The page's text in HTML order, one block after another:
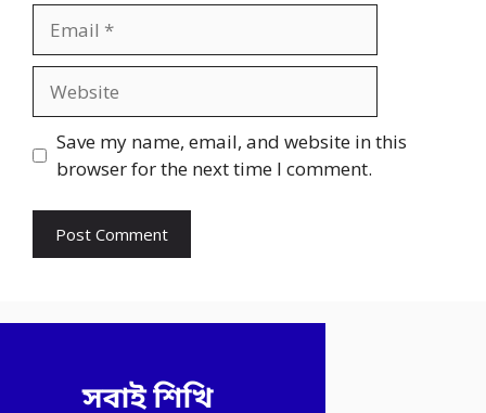
Save my name, email, and website in this
browser for the next time I comment.